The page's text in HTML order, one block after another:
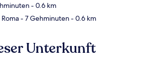
- 0.6 km
- 7 Gehminuten- 0.6 km
Unterkunft